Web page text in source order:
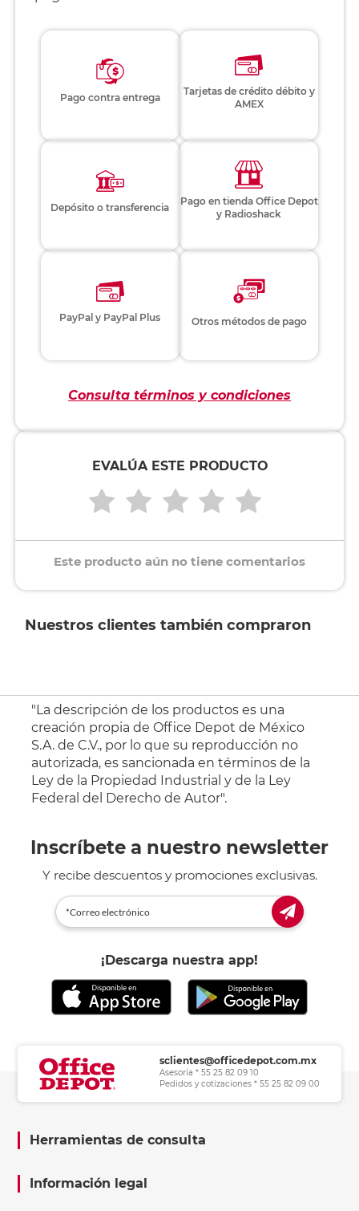
Pago contra entrega
Tarjetas de crédito débito y
AMEX
Depósito o transferencia
Pago en tienda Office Depot
y Radioshack
PayPal y PayPal Plus Otros métodos de pago
Consulta términos y condiciones
EVALÚA ESTE PRODUCTO
Este producto aún no tiene comentarios
Nuestros clientes también compraron
"La descripción de los productos es una
creación propia de Office Depot de México
S.A. de C.V., por lo que su reproducción no
autorizada, es sancionada en términos de la
Ley de la Propiedad Industrial y de la Ley
Federal del Derecho de Autor".
Inscríbete a nuestro newsletter
Y recibe descuentos y promociones exclusivas.
¡Descarga nuestra app!
sclientes@officedepot.com.mx
Asesoría * 55 25 82 09 10
Pedidos y cotizaciones * 55 25 82 09 00
Herramientas de consulta
Información legal